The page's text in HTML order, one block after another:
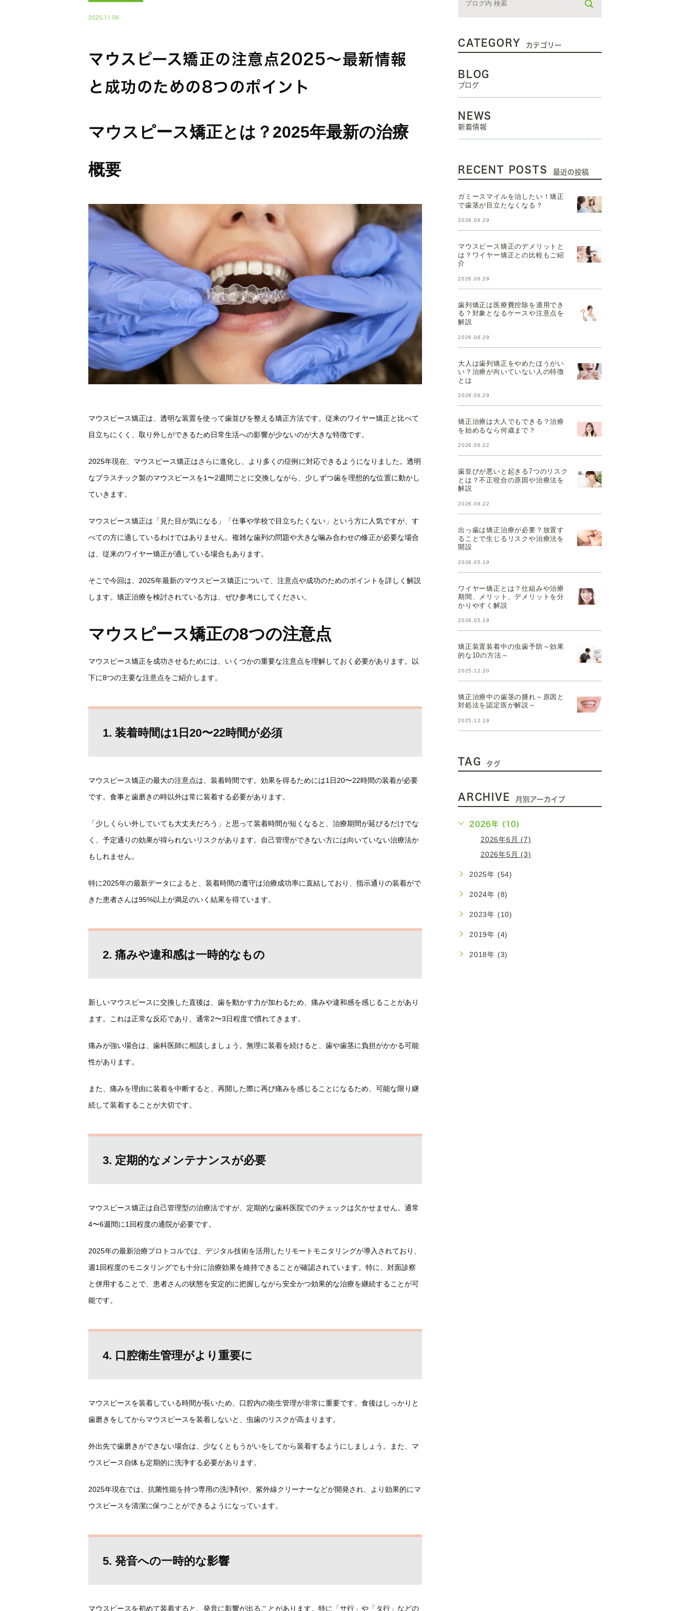
2025.11.06
マウスピース矯正の注意点2025〜最新情報
と成功のための8つのポイント
マウスピース矯正とは？2025年最新の治療
概要
マウスピース矯正は、透明な装置を使って歯並びを整える矯正方法です。従来のワイヤー矯正と比べて
目立ちにくく、取り外しができるため日常生活への影響が少ないのが大きな特徴です。
2025年現在、マウスピース矯正はさらに進化し、より多くの症例に対応できるようになりました。透明
なプラスチック製のマウスピースを1〜2週間ごとに交換しながら、少しずつ歯を理想的な位置に動かし
ていきます。
マウスピース矯正は「見た目が気になる」「仕事や学校で目立ちたくない」という方に人気ですが、す
べての方に適しているわけではありません。複雑な歯列の問題や大きな噛み合わせの修正が必要な場合
は、従来のワイヤー矯正が適している場合もあります。
そこで今回は、2025年最新のマウスピース矯正について、注意点や成功のためのポイントを詳しく解説
します。矯正治療を検討されている方は、ぜひ参考にしてください。
マウスピース矯正の8つの注意点
マウスピース矯正を成功させるためには、いくつかの重要な注意点を理解しておく必要があります。以
下に8つの主要な注意点をご紹介します。
1. 装着時間は1日20〜22時間が必須
マウスピース矯正の最大の注意点は、装着時間です。効果を得るためには1日20〜22時間の装着が必要
です。食事と歯磨きの時以外は常に装着する必要があります。
「少しくらい外していても大丈夫だろう」と思って装着時間が短くなると、治療期間が延びるだけでな
く、予定通りの効果が得られないリスクがあります。自己管理ができない方には向いていない治療法か
もしれません。
特に2025年の最新データによると、装着時間の遵守は治療成功率に直結しており、指示通りの装着がで
きた患者さんは95%以上が満足のいく結果を得ています。
2. 痛みや違和感は一時的なもの
新しいマウスピースに交換した直後は、歯を動かす力が加わるため、痛みや違和感を感じることがあり
ます。これは正常な反応であり、通常2〜3日程度で慣れてきます。
痛みが強い場合は、歯科医師に相談しましょう。無理に装着を続けると、歯や歯茎に負担がかかる可能
性があります。
また、痛みを理由に装着を中断すると、再開した際に再び痛みを感じることになるため、可能な限り継
続して装着することが大切です。
3. 定期的なメンテナンスが必要
マウスピース矯正は自己管理型の治療法ですが、定期的な歯科医院でのチェックは欠かせません。通常
4〜6週間に1回程度の通院が必要です。
2025年の最新治療プロトコルでは、デジタル技術を活用したリモートモニタリングが導入されており、
週1回程度のモニタリングでも十分に治療効果を維持できることが確認されています。特に、対面診察
と併用することで、患者さんの状態を安定的に把握しながら安全かつ効果的な治療を継続することが可
能です。
4. 口腔衛生管理がより重要に
マウスピースを装着している時間が長いため、口腔内の衛生管理が非常に重要です。食後はしっかりと
歯磨きをしてからマウスピースを装着しないと、虫歯のリスクが高まります。
外出先で歯磨きができない場合は、少なくともうがいをしてから装着するようにしましょう。また、マ
ウスピース自体も定期的に洗浄する必要があります。
2025年現在では、抗菌性能を持つ専用の洗浄剤や、紫外線クリーナーなどが開発され、より効果的にマ
ウスピースを清潔に保つことができるようになっています。
5. 発音への一時的な影響
マウスピースを初めて装着すると、発音に影響が出ることがあります。特に「サ行」や「タ行」などの
CATEGORY カテゴリー
BLOG
ブログ
NEWS
新着情報
RECENT POSTS 最近の投稿
ガミースマイルを治したい！矯正
で歯茎が目立たなくなる？
2026.06.29
マウスピース矯正のデメリットと
は？ワイヤー矯正との比較もご紹
介
2026.06.29
歯列矯正は医療費控除を適用でき
る？対象となるケースや注意点を
解説
2026.06.29
大人は歯列矯正をやめたほうがい
い？治療が向いていない人の特徴
とは
2026.06.29
矯正治療は大人でもできる？治療
を始めるなら何歳まで？
2026.06.22
歯並びが悪いと起きる7つのリスク
とは？不正咬合の原因や治療法を
解説
2026.06.22
出っ歯は矯正治療が必要？放置す
ることで生じるリスクや治療法を
開設
2026.05.19
ワイヤー矯正とは？仕組みや治療
期間、メリット、デメリットを分
かりやすく解説
2026.05.19
矯正装置装着中の虫歯予防～効果
的な10の方法～
2025.12.20
矯正治療中の歯茎の腫れ～原因と
対処法を認定医が解説～
2025.12.19
TAG タグ
ARCHIVE 月別アーカイブ
2026年 (10)
2026年6月 (7)
2026年5月 (3)
2025年 (54)
2024年 (8)
2023年 (10)
2019年 (4)
2018年 (3)